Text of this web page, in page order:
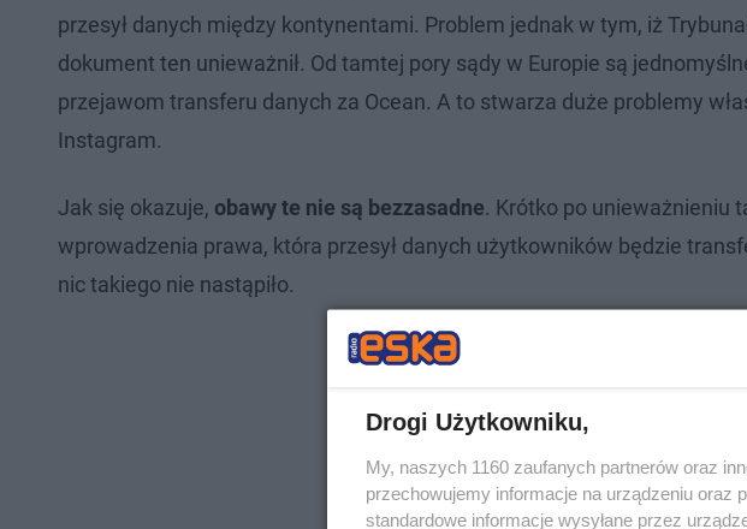
przesył danych między kontynentami. Problem jednak w tym, iż
dokument ten unieważnił. Od tamtej pory sądy w Europie są
przejawom transferu danych za Ocean. A to stwarza duże problemy
Instagram.
Jak się okazuje, obawy te nie są bezzasadne. Krótko po unieważnieniu
wprowadzenia prawa, która przesył danych użytkowników będzie
nic takiego nie nastąpiło.
Drogi Użytkowniku,
My, naszych 1160 zaufanych partnerów oraz
przechowujemy informacje na urządzeniu oraz
standardowe informacje wysyłane przez